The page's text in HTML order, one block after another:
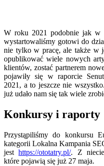
W roku 2021 podobnie jak w
wystartowaliśmy gotowi do
nie tylko w pracę, ale także w
opublikować wiele nowych
klientów, zostać partnerem
pojawiły się w raporcie
2021, a to jeszcze nie
już udało nam się tak wiele
Konkursy i raporty
Przystąpiliśmy do konkursu
kategorii Lokalna Kampania
jesthttps://ototatry.pl/. Z
które pojawią się już 27 maja.